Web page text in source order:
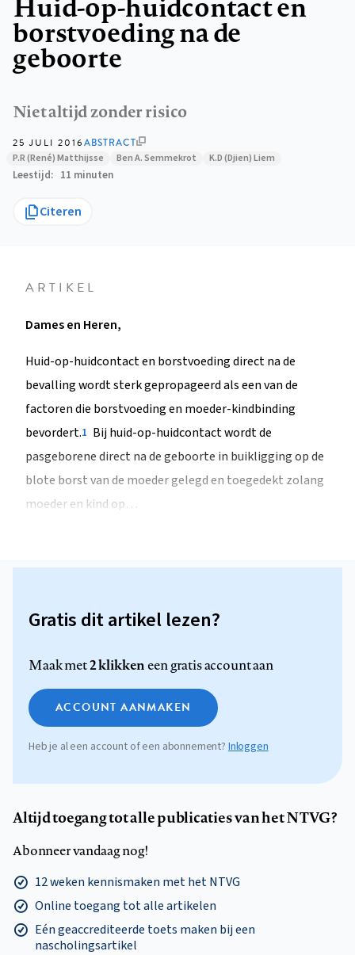
Niet altijd zonder risico
borstvoeding na de
geboorte
25 JULI 2016ABSTRACT
P.R (René) Matthijsse
Ben A. Semmekrot K.D (Djien) Liem
Leestijd 11 minuten
Citeren
ARTIKEL
Dames en Heren,
Huid-op-huidcontact en borstvoeding direct na de
bevalling wordt sterk gepropageerd als een van de
factoren die borstvoeding en moeder-kindbinding
bevordert.1 Bij huid-op-huidcontact wordt de
pasgeborene direct na de geboorte in buikligging op de
blote borst van de moeder gelegd en toegedekt zolang
moeder en kind op…
Gratis dit artikel lezen?
Maak met2 klikkeneen gratis account aan
ACCOUNT AANMAKEN
Heb je al een account of een abonnement? Inloggen
Altijd toegang tot alle publicaties van het NTVG?
Abonneer vandaag nog!
12 weken kennismaken met het NTVG
Online toegang tot alle artikelen
Eén geaccrediteerde toets maken bij een
nascholingsartikel